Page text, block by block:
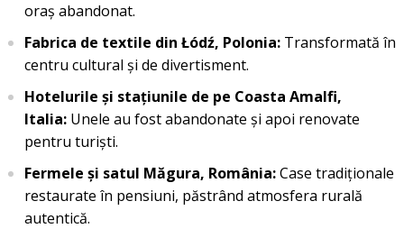
oraș abandonat.
Fabrica de textile din Łódź, Polonia:Transformată în
centru cultural și de divertisment.
Hotelurile și stațiunile de pe Coasta Amalfi,
Italia:Unele au fost abandonate și apoi renovate
pentru turiști.
Fermele și satul Măgura, România:Case tradiționale
restaurate în pensiuni, păstrând atmosfera rurală
autentică.